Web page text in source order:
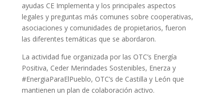
ayudas CE Implementa y los principales aspectos
legales y preguntas más comunes sobre cooperativas,
asociaciones y comunidades de propietarios, fueron
las diferentes temáticas que se abordaron.
La actividad fue organizada por las OTC’s Energía
Positiva, Ceder Merindades Sostenibles, Enerza y
#EnergiaParaElPueblo, OTC’s de Castilla y León que
mantienen un plan de colaboración activo.